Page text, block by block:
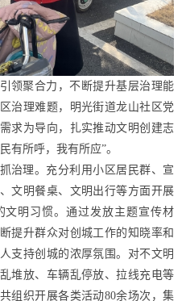
领聚合力，不断提升基层治理能
治理难题，明光街道龙山社区党
求为导向，扎实推动文明创建志
有所呼，我有所应”。
治理。充分利用小区居民群、宣
文明餐桌、文明出行等方面开展
文明习惯。通过发放主题宣传材
提升群众对创城工作的知晓率和
支持创城的浓厚氛围。对不文明
堆放、车辆乱停放、拉线充电等
组织开展各类活动80余场次，集